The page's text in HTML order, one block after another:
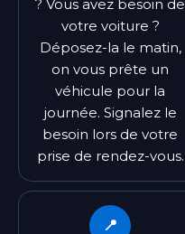
? Vous avez besoin de
votre voiture ?
Déposez-la le matin,
on vous prête un
véhicule pour la
journée. Signalez le
besoin lors de votre
prise de rendez-vous.
📍